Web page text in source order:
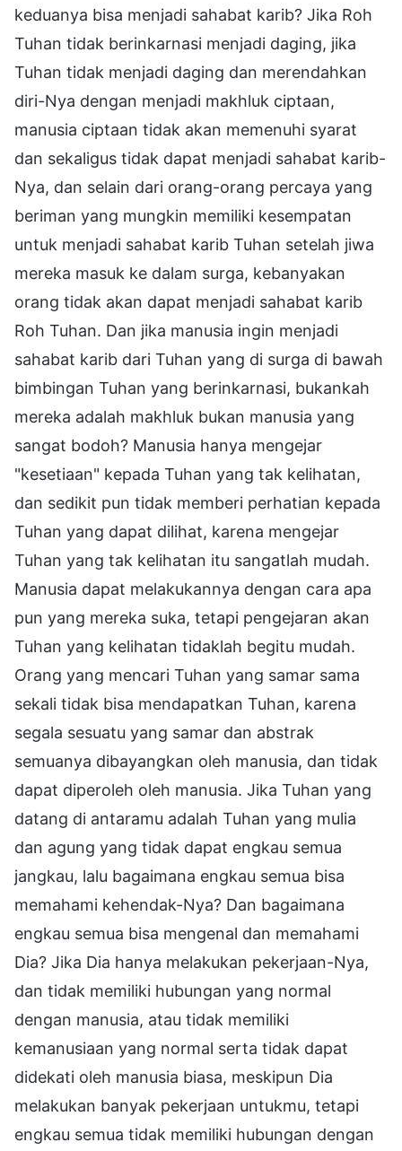
keduanya bisa menjadi sahabat karib? Jika Roh
Tuhan tidak berinkarnasi menjadi daging, jika
Tuhan tidak menjadi daging dan merendahkan
diri-Nya dengan menjadi makhluk ciptaan,
manusia ciptaan tidak akan memenuhi syarat
dan sekaligus tidak dapat menjadi sahabat karib-
Nya, dan selain dari orang-orang percaya yang
beriman yang mungkin memiliki kesempatan
untuk menjadi sahabat karib Tuhan setelah jiwa
mereka masuk ke dalam surga, kebanyakan
orang tidak akan dapat menjadi sahabat karib
Roh Tuhan. Dan jika manusia ingin menjadi
sahabat karib dari Tuhan yang di surga di bawah
bimbingan Tuhan yang berinkarnasi, bukankah
mereka adalah makhluk bukan manusia yang
sangat bodoh? Manusia hanya mengejar
"kesetiaan" kepada Tuhan yang tak kelihatan,
dan sedikit pun tidak memberi perhatian kepada
Tuhan yang dapat dilihat, karena mengejar
Tuhan yang tak kelihatan itu sangatlah mudah.
Manusia dapat melakukannya dengan cara apa
pun yang mereka suka, tetapi pengejaran akan
Tuhan yang kelihatan tidaklah begitu mudah.
Orang yang mencari Tuhan yang samar sama
sekali tidak bisa mendapatkan Tuhan, karena
segala sesuatu yang samar dan abstrak
semuanya dibayangkan oleh manusia, dan tidak
dapat diperoleh oleh manusia. Jika Tuhan yang
datang di antaramu adalah Tuhan yang mulia
dan agung yang tidak dapat engkau semua
jangkau, lalu bagaimana engkau semua bisa
memahami kehendak-Nya? Dan bagaimana
engkau semua bisa mengenal dan memahami
Dia? Jika Dia hanya melakukan pekerjaan-Nya,
dan tidak memiliki hubungan yang normal
dengan manusia, atau tidak memiliki
kemanusiaan yang normal serta tidak dapat
didekati oleh manusia biasa, meskipun Dia
melakukan banyak pekerjaan untukmu, tetapi
engkau semua tidak memiliki hubungan dengan